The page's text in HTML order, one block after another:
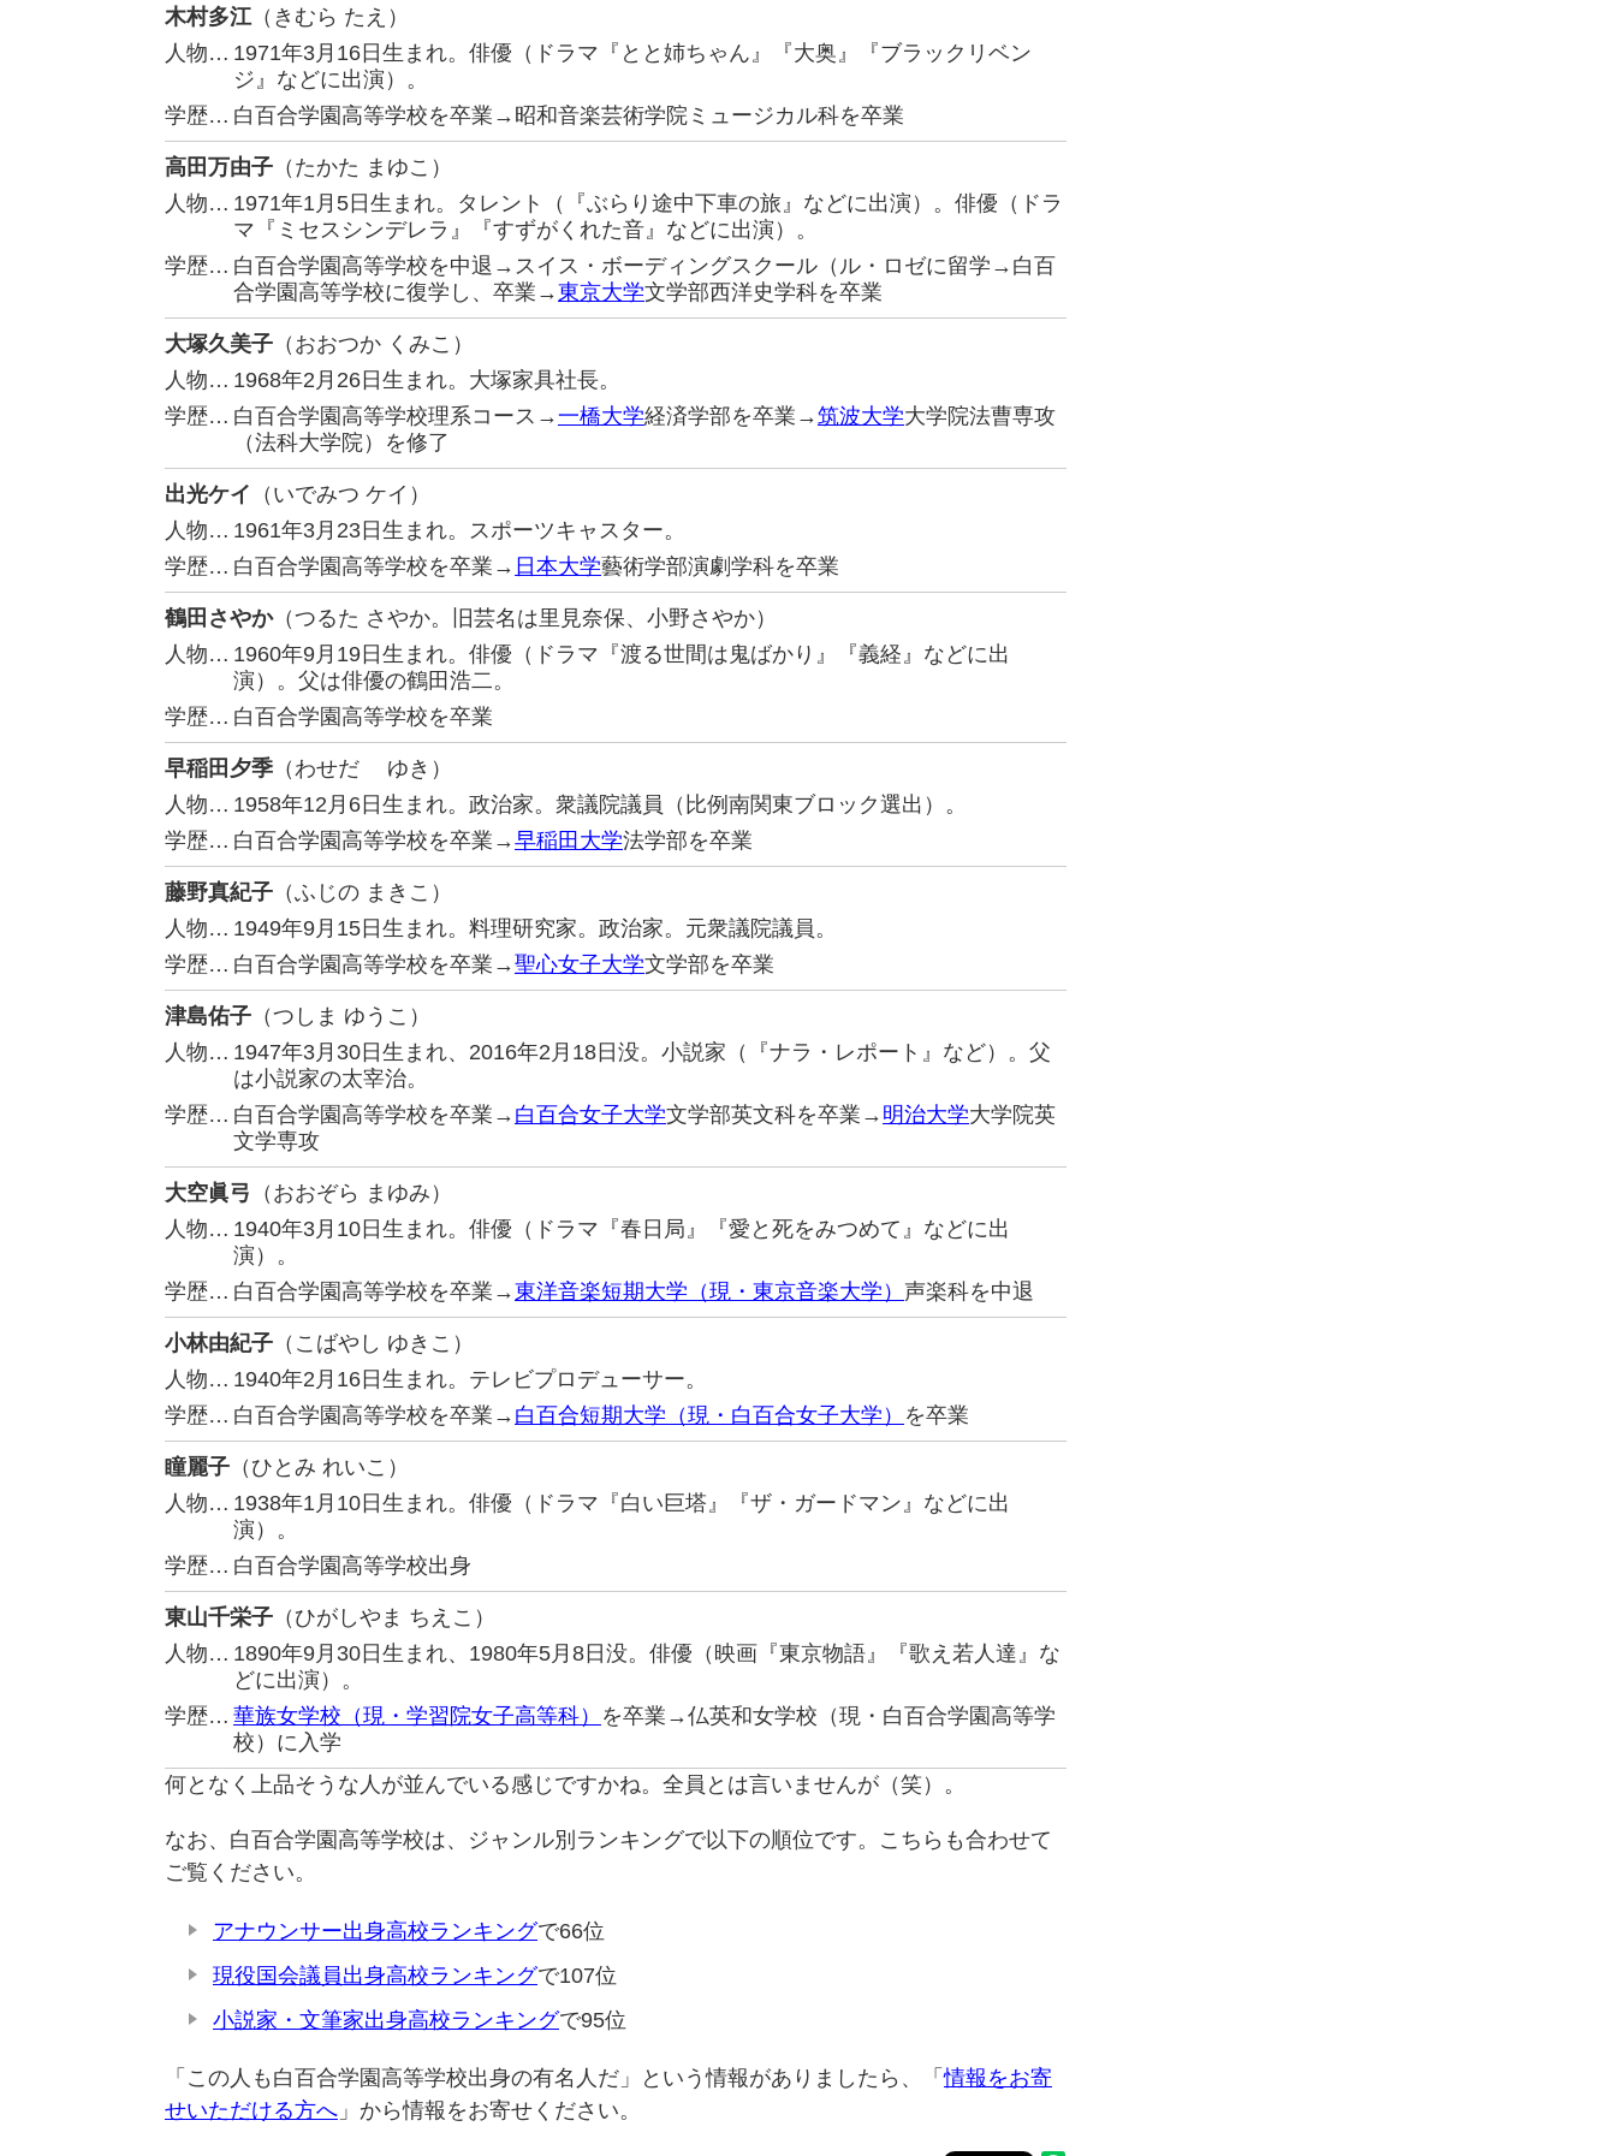
木村多江（きむら たえ）
人物… 1971年3月16日生まれ。俳優（ドラマ『とと姉ちゃん』『大奥』『ブラックリベン
ジ』などに出演）。
学歴… 白百合学園高等学校を卒業→昭和音楽芸術学院ミュージカル科を卒業
高田万由子 （たかた まゆこ）
人物… 1971年1月5日生まれ。タレント（『ぶらり途中下車の旅』などに出演）。俳優（ドラ
マ『ミセスシンデレラ』『すずがくれた音』などに出演）。
学歴… 白百合学園高等学校を中退→スイス・ボーディングスクール（ル・ロゼに留学→白百
合学園高等学校に復学し、卒業→東京大学文学部西洋史学科を卒業
大塚久美子 （おおつか くみこ）
人物… 1968年2月26日生まれ。大塚家具社長。
学歴… 白百合学園高等学校理系コース→一橋大学経済学部を卒業→筑波大学大学院法曹専攻
（法科大学院）を修了
出光ケイ （いでみつ ケイ）
人物… 1961年3月23日生まれ。スポーツキャスター。
学歴… 白百合学園高等学校を卒業→ 日本大学藝術学部演劇学科を卒業
鶴田さやか（つるた さやか。旧芸名は里見奈保、小野さやか）
人物… 1960年9月19日生まれ。俳優（ドラマ『渡る世間は鬼ばかり』『義経』などに出
演）。父は俳優の鶴田浩二。
学歴… 白百合学園高等学校を卒業
早稲田夕季 （わせだ ゆき）
人物… 1958年12月6日生まれ。政治家。衆議院議員（比例南関東ブロック選出）。
学歴… 白百合学園高等学校を卒業→早稲田大学法学部を卒業
藤野真紀子 （ふじの まきこ）
人物… 1949年9月15日生まれ。料理研究家。政治家。元衆議院議員。
学歴… 白百合学園高等学校を卒業→聖心女子大学文学部を卒業
津島佑子 （つしま ゆうこ）
人物… 1947年3月30日生まれ、2016年2月18日没。小説家（『ナラ・レポート』など）。父
は小説家の太宰治。
学歴… 白百合学園高等学校を卒業→ 白百合女子大学文学部英文科を卒業→ 明治大学大学院英
文学専攻
大空眞弓 （おおぞら まゆみ）
人物… 1940年3月10日生まれ。俳優（ドラマ『春日局』『愛と死をみつめて』などに出
演）。
学歴… 白百合学園高等学校を卒業→東洋音楽短期大学（現・東京音楽大学） 声楽科を中退
小林由紀子 （こばやし ゆきこ）
人物… 1940年2月16日生まれ。テレビプロデューサー。
学歴… 白百合学園高等学校を卒業→ 白百合短期大学（現・白百合女子大学） を卒業
瞳麗子 （ひとみ れいこ）
人物… 1938年1月10日生まれ。俳優（ドラマ『白い巨塔』『ザ・ガードマン』などに出
演）。
学歴… 白百合学園高等学校出身
東山千栄子 （ひがしやま ちえこ）
人物… 1890年9月30日生まれ、1980年5月8日没。俳優（映画『東京物語』『歌え若人達』な
どに出演）。
学歴… 華族女学校（現・学習院女子高等科） を卒業→仏英和女学校（現・白百合学園高等学
校）に入学
何となく上品そうな人が並んでいる感じですかね。全員とは言いませんが（笑）。
なお、白百合学園高等学校は、ジャンル別ランキングで以下の順位です。こちらも合わせて
ご覧ください。
アナウンサー出身高校ランキングで66位
現役国会議員出身高校ランキングで107位
小説家・文筆家出身高校ランキングで95位
「この人も白百合学園高等学校出身の有名人だ」という情報がありましたら、「情報をお寄
せいただける方へ 」から情報をお寄せください。